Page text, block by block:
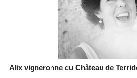
Alix vigneronne du Château de